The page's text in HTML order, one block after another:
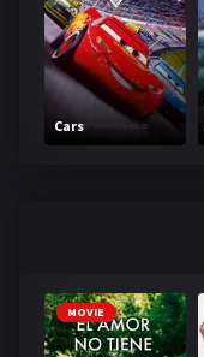
Cars
MOVIE